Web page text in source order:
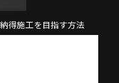
得施工を目指す方法